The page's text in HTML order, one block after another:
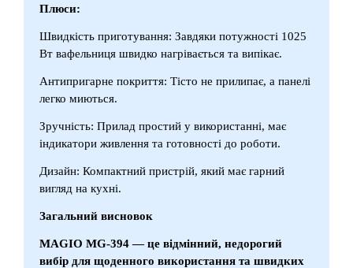
Плюси:
Швидкість приготування: Завдяки потужності 1025
Вт вафельниця швидко нагрівається та випікає.
Антипригарне покриття: Тісто не прилипає, а панелі
легко миються.
Зручність: Прилад простий у використанні, має
індикатори живлення та готовності до роботи.
Дизайн: Компактний пристрій, який має гарний
вигляд на кухні.
Загальний висновок
MAGIO MG-394 — це відмінний, недорогий
вибір для щоденного використання та швидких